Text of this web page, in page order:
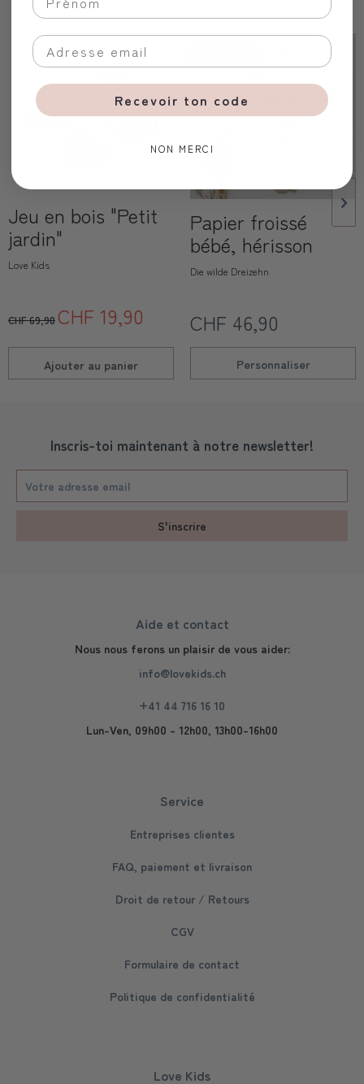
Jeu en bois "Petit
jardin"
Love Kids
CHF 69,90CHF 19,90
Ajouter au panier
Papier froissé
bébé, hérisson
Die wilde Dreizehn
CHF 46,90
Personnaliser
Inscris-toi maintenant à notre newsletter!
S'inscrire
Aide et contact
Nous nous ferons un plaisir de vous aider:
info@lovekids.ch
+41 44 716 16 10
Lun-Ven, 09h00 - 12h00, 13h00-16h00
Service
Entreprises clientes
FAQ, paiement et livraison
Droit de retour / Retours
CGV
Formulaire de contact
Politique de confidentialité
Love Kids
Recevoir ton code
NON MERCI